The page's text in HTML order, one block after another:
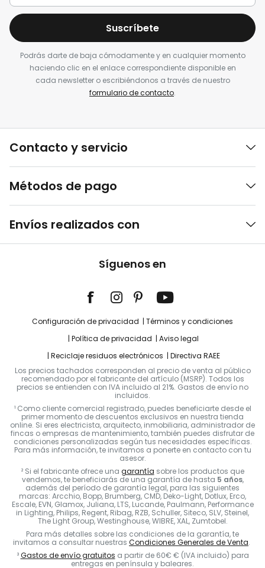
Suscríbete
Podrás darte de baja cómodamente y en cualquier momento
haciendo clic en el enlace correspondiente disponible en
cada newsletter o escribiéndonos a través de nuestro
formulario de contacto.
Contacto y servicio
Métodos de pago
Envíos realizados con
Síguenos en
Configuración de privacidad
Términos y condiciones
Política de privacidad
Aviso legal
Reciclaje residuos electrónicos
Directiva RAEE
Los precios tachados corresponden al precio de venta al público
recomendado por el fabricante del artículo (MSRP). Todos los
precios se entienden con IVA incluido al 21%. Gastos de envío no
incluidos.
¹ Como cliente comercial registrado, puedes beneficiarte desde el
primer momento de descuentos exclusivos en nuestra tienda
online. Si eres electricista, arquitecto, inmobiliaria, administrador de
fincas o empresas de mantenimiento, también puedes disfrutar de
condiciones personalizadas según tus necesidades específicas.
Para más información, te invitamos a ponerte en contacto con tu
asesor.
² Si el fabricante ofrece una garantía sobre los productos que
vendemos, te beneficiarás de una garantía de hasta 5 años,
además del período de garantía legal, para las siguientes
marcas: Arcchio, Bopp, Brumberg, CMD, Deko-Light, Dotlux, Erco,
Escale, EVN, Glamox, Juliana, LTS, Lucande, Paulmann, Performance
in Lighting, Philips, Regent, Ribag, RZB, Schuller, Siteco, SLV, Steinel,
The Light Group, Westinghouse, WIBRE, XAL, Zumtobel.
Para más detalles sobre las condiciones de la garantía, te
invitamos a consultar nuestras Condiciones Generales de Venta.
³Gastos de envío gratuitos a partir de 60€ € (IVA incluido) para
entregas en península y baleares.